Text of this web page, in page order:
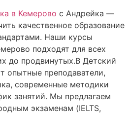
в Кемерово с Андрейка —
качественное образование
Наши курсы
подходят для всех
до продвинутых.В Детский
опытные преподаватели,
современные методики
занятий. Мы предлагаем
экзаменам (IELTS,